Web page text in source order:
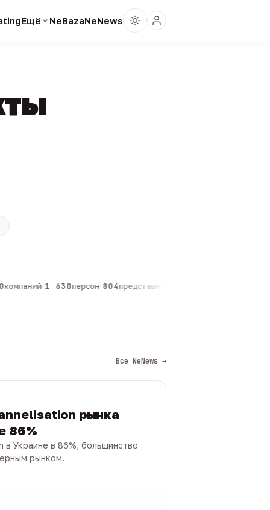
Ещё NeBazaNeNews
·1 630персон·804представителей
Все NeNews →
рынка
86%
в Украине в 86%, большинство
рынком.